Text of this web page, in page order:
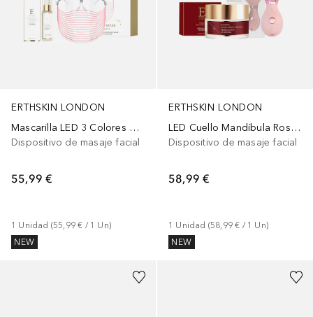
ERTHSKIN LONDON
Mascarilla LED 3 Colores Duo Ácido Hialurónico Colágeno
Dispositivo de masaje facial
55,99 €
1 Unidad (55,99 € / 1 Un)
NEW
ERTHSKIN LONDON
LED Cuello Mandíbula Rosa Duo Retinol
Dispositivo de masaje facial
58,99 €
1 Unidad (58,99 € / 1 Un)
NEW